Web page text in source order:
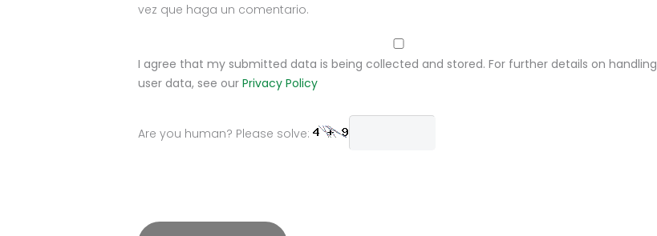
vez que haga un comentario.
I agree that my submitted data is being collected and stored. For further details on handling
user data, see our Privacy Policy
Are you human? Please solve: